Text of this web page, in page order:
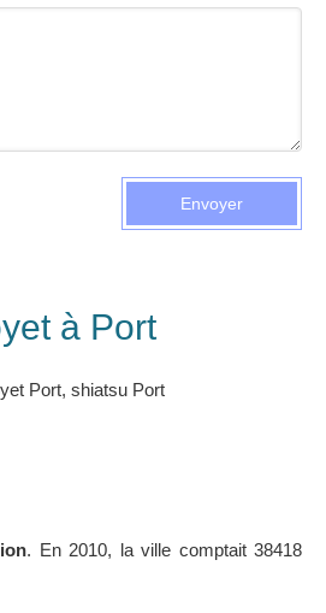
Envoyer
à Port
Port,shiatsu Port
. En 2010, la ville comptait 38418